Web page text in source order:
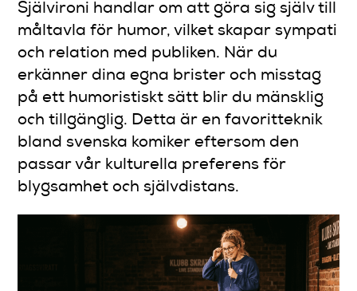
Självironi handlar om att göra sig själv till
måltavla för humor, vilket skapar sympati
och relation med publiken. När du
erkänner dina egna brister och misstag
på ett humoristiskt sätt blir du mänsklig
och tillgänglig. Detta är en favoritteknik
bland svenska komiker eftersom den
passar vår kulturella preferens för
blygsamhet och självdistans.